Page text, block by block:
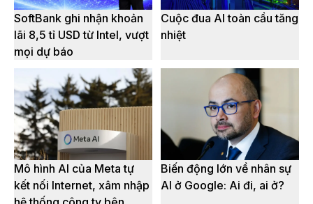
SoftBank ghi nhận khoản
lãi 8,5 tỉ USD từ Intel, vượt
mọi dự báo
Cuộc đua AI toàn cầu tăng
nhiệt
Mô hình AI của Meta tự
kết nối Internet, xâm nhập
Biến động lớn về nhân sự
AI ở Google: Ai đi, ai ở?